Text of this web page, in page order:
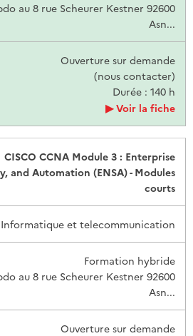
au 8 rue Scheurer Kestner 92600
Asn...
Ouverture sur demande
(nous contacter)
Durée : 140 h
Voir la fiche
CISCO CCNA Module 3 : Enterprise
and Automation (ENSA) - Modules
courts
et telecommunication
Formation hybride
au 8 rue Scheurer Kestner 92600
Asn...
Ouverture sur demande